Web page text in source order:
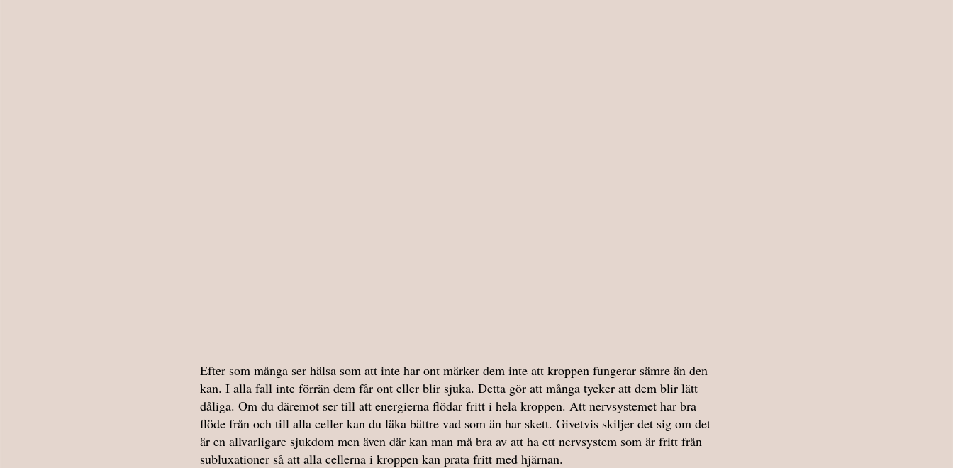
Efter som många ser hälsa som att inte har ont märker dem inte att kroppen fungerar sämre än den
kan. I alla fall inte förrän dem får ont eller blir sjuka. Detta gör att många tycker att dem blir lätt
dåliga. Om du däremot ser till att energierna flödar fritt i hela kroppen. Att nervsystemet har bra
flöde från och till alla celler kan du läka bättre vad som än har skett. Givetvis skiljer det sig om det
är en allvarligare sjukdom men även där kan man må bra av att ha ett nervsystem som är fritt från
subluxationer så att alla cellerna i kroppen kan prata fritt med hjärnan.